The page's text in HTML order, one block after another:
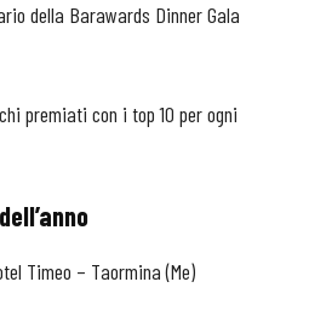
della Barawards Dinner Gala
premiati con i top 10 per ogni
Timeo – Taormina (Me)